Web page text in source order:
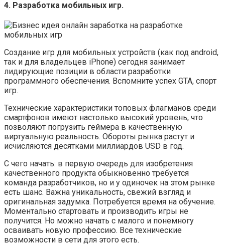
4. Разработка мобильных игр.
Создание игр для мобильных устройств (как под android,
так и для владельцев iPhone) сегодня занимает
лидирующие позиции в области разработки
программного обеспечения. Вспомните успех GTA, спорт
игр.
Технические характеристики топовых флагманов среди
смартфонов имеют настолько высокий уровень, что
позволяют погрузить геймера в качественную
виртуальную реальность. Обороты рынка растут и
исчисляются десятками миллиардов USD в год.
С чего начать: в первую очередь для изобретения
качественного продукта обыкновенно требуется
команда разработчиков, но и у одиночек на этом рынке
есть шанс. Важна уникальность, свежий взгляд и
оригинальная задумка. Потребуется время на обучение.
Моментально стартовать и производить игры не
получится. Но можно начать с малого и понемногу
осваивать новую профессию. Все технические
возможности в сети для этого есть.